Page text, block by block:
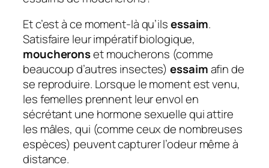
Et c’est à ce moment-là qu’ilsessaim.
Satisfaire leur impératif biologique,
moucheronset moucherons (comme
beaucoup d’autres insectes)essaimafin de
se reproduire. Lorsque le moment est venu,
les femelles prennent leur envol en
sécrétant une hormone sexuelle qui attire
les mâles, qui (comme ceux de nombreuses
espèces) peuvent capturer l’odeur même à
distance.